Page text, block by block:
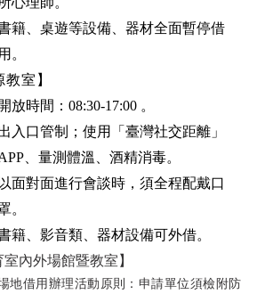
籍、桌遊等設備、器材全面暫停借
用。
教室】
開放時間：08:30-17:00 。
入口管制；使用「臺灣社交距離」
、量測體溫、酒精消毒。
以面對面進行會談時，須全程配戴口
。
籍、影音類、器材設備可外借。
室內外場館暨教室】
地借用辦理活動原則：申請單位須檢附防